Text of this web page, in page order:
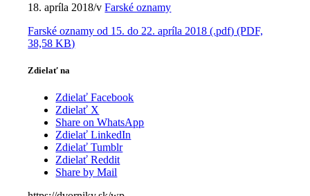
18. apríla 2018/vFarské oznamy
Farské oznamy od 15. do 22. apríla 2018 (.pdf) (PDF,
38,58 KB)
Zdielať na
Zdielať Facebook
Zdielať X
Share on WhatsApp
Zdielať LinkedIn
Zdielať Tumblr
Zdielať Reddit
Share by Mail